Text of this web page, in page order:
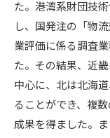
た。港湾系財団技
し、国発注の「物
業評価に係る調査
た。その結果、近
中心に、北は北海
ることができ、複
成果を得ました。